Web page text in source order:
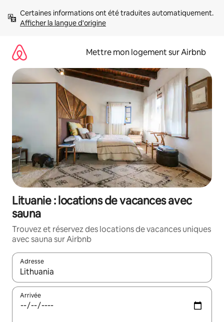
directement
Afficher la langue d'origine
Mettre mon logement sur Airbnb
Lituanie : locations de vacances avec
sauna
Trouvez et réservez des locations de vacances uniques
avec sauna sur Airbnb
Adresse
Lorsque les résultats s'affichent, utilisez les flèches vers le
Arrivée